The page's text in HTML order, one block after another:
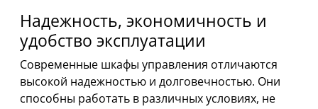
Надежность, экономичность и
удобство эксплуатации
Современные шкафы управления отличаются
высокой надежностью и долговечностью. Они
способны работать в различных условиях, не